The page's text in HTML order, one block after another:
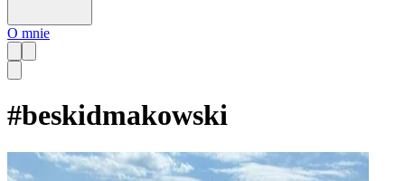
O mnie
#beskidmakowski